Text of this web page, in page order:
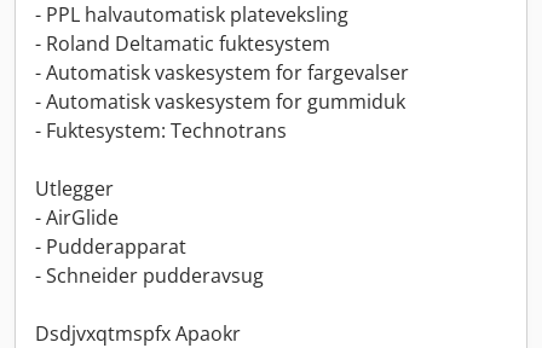
- PPL halvautomatisk plateveksling
- Roland Deltamatic fuktesystem
- Automatisk vaskesystem for fargevalser
- Automatisk vaskesystem for gummiduk
- Fuktesystem: Technotrans
Utlegger
- AirGlide
- Pudderapparat
- Schneider pudderavsug
Dsdjvxqtmspfx Apaokr